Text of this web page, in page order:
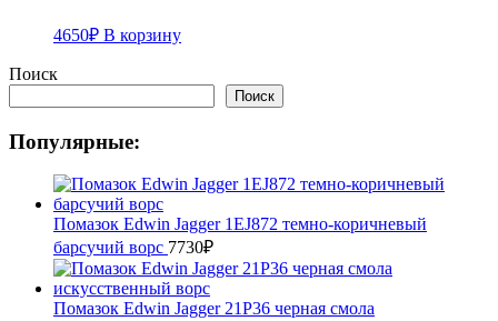
4650₽ В корзину
Поиск
Поиск
Популярные:
Помазок Edwin Jagger 1EJ872 темно-коричневый
барсучий ворс 7730₽
Помазок Edwin Jagger 21P36 черная смола